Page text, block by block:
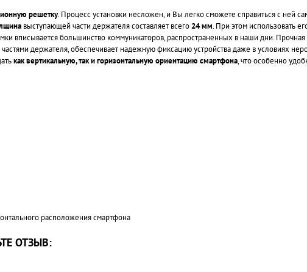
решетку. Процесс установки несложен, и Вы легко сможете справиться с ней
выступающей части держателя составляет всего24 мм. При этом использовать
вписывается большинство коммуникаторов, распространенных в наши дни. Прочная
держателя, обеспечивает надежную фиксацию устройства даже в условиях
как вертикальную, так и горизонтальную ориентацию смартфона, что особенно
расположения смартфона
ОТЗЫВ: